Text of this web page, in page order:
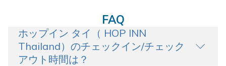
FAQ
ホップイン タイ（ HOP INN
Thailand）のチェックイン/チェック
アウト時間は？